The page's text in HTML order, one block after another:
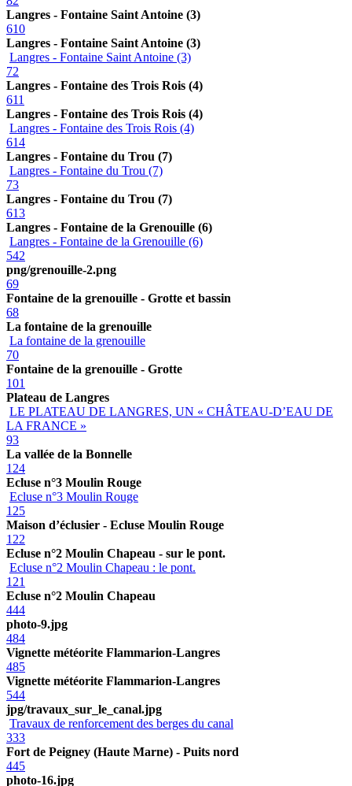
Langres - Fontaine Saint Antoine (3)
610
Langres - Fontaine Saint Antoine (3)
Langres - Fontaine Saint Antoine (3)
72
Langres - Fontaine des Trois Rois (4)
611
Langres - Fontaine des Trois Rois (4)
Langres - Fontaine des Trois Rois (4)
614
Langres - Fontaine du Trou (7)
Langres - Fontaine du Trou (7)
73
Langres - Fontaine du Trou (7)
613
Langres - Fontaine de la Grenouille (6)
Langres - Fontaine de la Grenouille (6)
542
png/grenouille-2.png
69
Fontaine de la grenouille - Grotte et bassin
68
La fontaine de la grenouille
La fontaine de la grenouille
70
Fontaine de la grenouille - Grotte
101
Plateau de Langres
LE PLATEAU DE LANGRES, UN « CHÂTEAU-D’EAU DE
LA FRANCE »
93
La vallée de la Bonnelle
124
Ecluse n°3 Moulin Rouge
Ecluse n°3 Moulin Rouge
125
Maison d’éclusier - Ecluse Moulin Rouge
122
Ecluse n°2 Moulin Chapeau - sur le pont.
Ecluse n°2 Moulin Chapeau : le pont.
121
Ecluse n°2 Moulin Chapeau
444
photo-9.jpg
484
Vignette météorite Flammarion-Langres
485
Vignette météorite Flammarion-Langres
544
jpg/travaux_sur_le_canal.jpg
Travaux de renforcement des berges du canal
333
Fort de Peigney (Haute Marne) - Puits nord
445
photo-16.jpg